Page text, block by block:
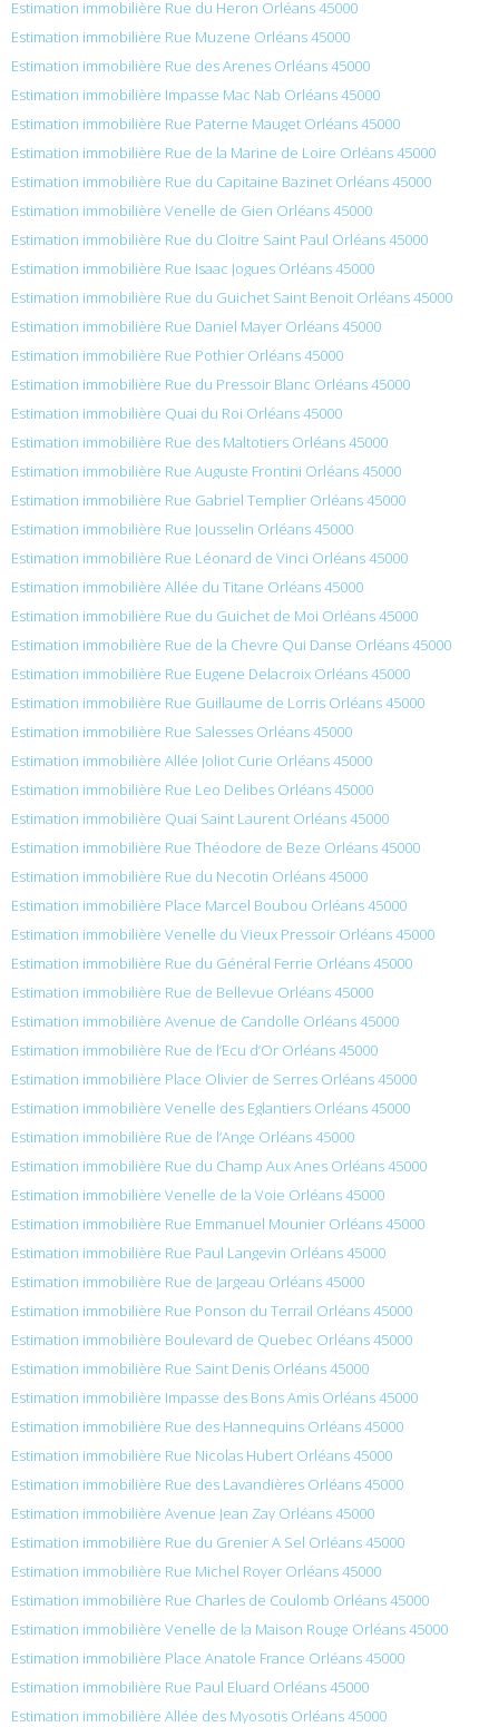
Estimation immobilière Rue du Heron Orléans 45000
Estimation immobilière Rue Muzene Orléans 45000
Estimation immobilière Rue des Arenes Orléans 45000
Estimation immobilière Impasse Mac Nab Orléans 45000
Estimation immobilière Rue Paterne Mauget Orléans 45000
Estimation immobilière Rue de la Marine de Loire Orléans 45000
Estimation immobilière Rue du Capitaine Bazinet Orléans 45000
Estimation immobilière Venelle de Gien Orléans 45000
Estimation immobilière Rue du Cloitre Saint Paul Orléans 45000
Estimation immobilière Rue Isaac Jogues Orléans 45000
Estimation immobilière Rue du Guichet Saint Benoit Orléans 45000
Estimation immobilière Rue Daniel Mayer Orléans 45000
Estimation immobilière Rue Pothier Orléans 45000
Estimation immobilière Rue du Pressoir Blanc Orléans 45000
Estimation immobilière Quai du Roi Orléans 45000
Estimation immobilière Rue des Maltotiers Orléans 45000
Estimation immobilière Rue Auguste Frontini Orléans 45000
Estimation immobilière Rue Gabriel Templier Orléans 45000
Estimation immobilière Rue Jousselin Orléans 45000
Estimation immobilière Rue Léonard de Vinci Orléans 45000
Estimation immobilière Allée du Titane Orléans 45000
Estimation immobilière Rue du Guichet de Moi Orléans 45000
Estimation immobilière Rue de la Chevre Qui Danse Orléans 45000
Estimation immobilière Rue Eugene Delacroix Orléans 45000
Estimation immobilière Rue Guillaume de Lorris Orléans 45000
Estimation immobilière Rue Salesses Orléans 45000
Estimation immobilière Allée Joliot Curie Orléans 45000
Estimation immobilière Rue Leo Delibes Orléans 45000
Estimation immobilière Quai Saint Laurent Orléans 45000
Estimation immobilière Rue Théodore de Beze Orléans 45000
Estimation immobilière Rue du Necotin Orléans 45000
Estimation immobilière Place Marcel Boubou Orléans 45000
Estimation immobilière Venelle du Vieux Pressoir Orléans 45000
Estimation immobilière Rue du Général Ferrie Orléans 45000
Estimation immobilière Rue de Bellevue Orléans 45000
Estimation immobilière Avenue de Candolle Orléans 45000
Estimation immobilière Rue de l’Ecu d’Or Orléans 45000
Estimation immobilière Place Olivier de Serres Orléans 45000
Estimation immobilière Venelle des Eglantiers Orléans 45000
Estimation immobilière Rue de l’Ange Orléans 45000
Estimation immobilière Rue du Champ Aux Anes Orléans 45000
Estimation immobilière Venelle de la Voie Orléans 45000
Estimation immobilière Rue Emmanuel Mounier Orléans 45000
Estimation immobilière Rue Paul Langevin Orléans 45000
Estimation immobilière Rue de Jargeau Orléans 45000
Estimation immobilière Rue Ponson du Terrail Orléans 45000
Estimation immobilière Boulevard de Quebec Orléans 45000
Estimation immobilière Rue Saint Denis Orléans 45000
Estimation immobilière Impasse des Bons Amis Orléans 45000
Estimation immobilière Rue des Hannequins Orléans 45000
Estimation immobilière Rue Nicolas Hubert Orléans 45000
Estimation immobilière Rue des Lavandières Orléans 45000
Estimation immobilière Avenue Jean Zay Orléans 45000
Estimation immobilière Rue du Grenier A Sel Orléans 45000
Estimation immobilière Rue Michel Royer Orléans 45000
Estimation immobilière Rue Charles de Coulomb Orléans 45000
Estimation immobilière Venelle de la Maison Rouge Orléans 45000
Estimation immobilière Place Anatole France Orléans 45000
Estimation immobilière Rue Paul Eluard Orléans 45000
Estimation immobilière Allée des Myosotis Orléans 45000